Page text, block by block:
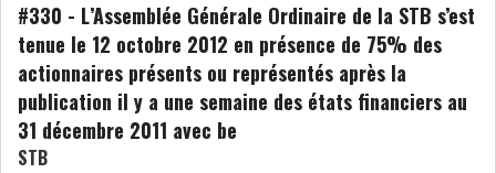
COTATION ET ANALYSES
FICHES SOCIÉTÉS
#330 - L’Assemblée Générale Ordinaire de la STB s’est
tenue le 12 octobre 2012 en présence de 75% des
actionnaires présents ou représentés après la
publication il y a une semaine des états financiers au
31 décembre 2011 avec be
STB